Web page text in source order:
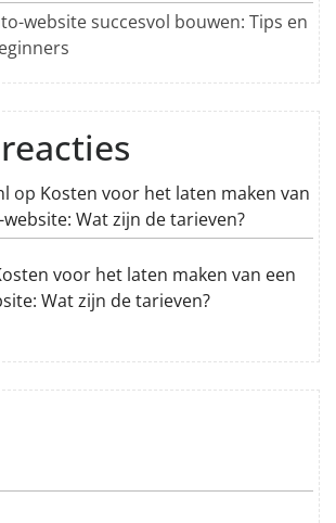
website succesvol bouwen: Tips en
op Kosten voor het laten maken van
Wat zijn de tarieven?
voor het laten maken van een
Wat zijn de tarieven?